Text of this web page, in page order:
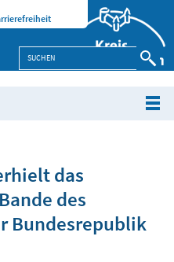
das
des
Bundesrepublik